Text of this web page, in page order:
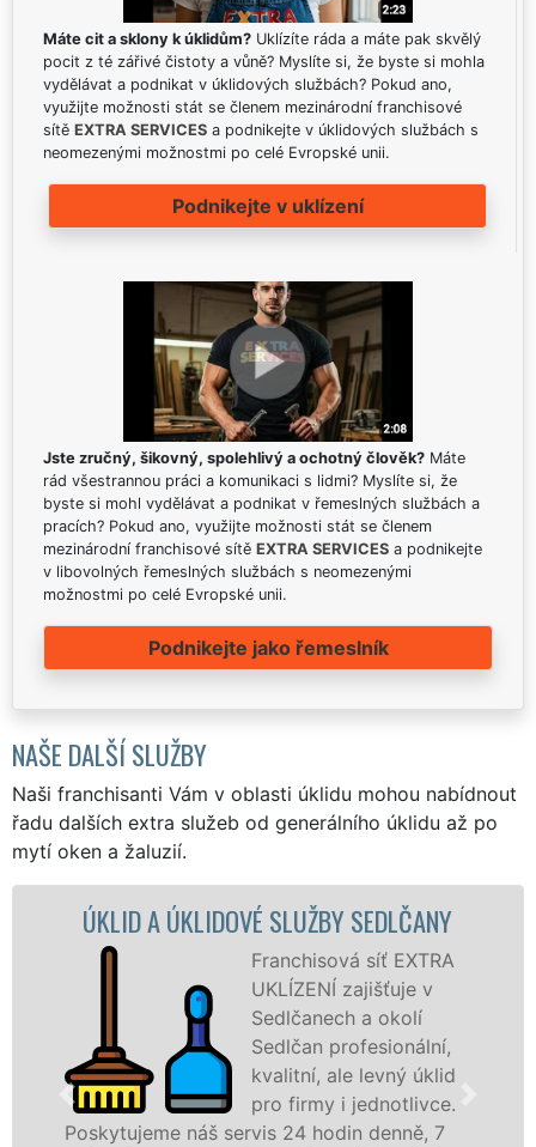
Máte cit a sklony k úklidům? Uklízíte ráda a máte pak skvělý
pocit z té zářivé čistoty a vůně? Myslíte si, že byste si mohla
vydělávat a podnikat v úklidových službách? Pokud ano,
využijte možnosti stát se členem mezinárodní franchisové
sítě EXTRA SERVICES a podnikejte v úklidových službách s
neomezenými možnostmi po celé Evropské unii.
Podnikejte v uklízení
Jste zručný, šikovný, spolehlivý a ochotný člověk? Máte
rád všestrannou práci a komunikaci s lidmi? Myslíte si, že
byste si mohl vydělávat a podnikat v řemeslných službách a
pracích? Pokud ano, využijte možnosti stát se členem
mezinárodní franchisové sítě EXTRA SERVICES a podnikejte
v libovolných řemeslných službách s neomezenými
možnostmi po celé Evropské unii.
Podnikejte jako řemeslník
NAŠE DALŠÍ SLUŽBY
Naši franchisanti Vám v oblasti úklidu mohou nabídnout
řadu dalších extra služeb od generálního úklidu až po
mytí oken a žaluzií.
SLUŽBY SEDLČANY
Franchisová síť EXTRA
UKLÍZENÍ zajišťuje v
Sedlčanech a okolí
Sedlčan profesionální,
kvalitní, ale levný úklid
pro firmy i jednotlivce.
servis 24 hodin denně, 7